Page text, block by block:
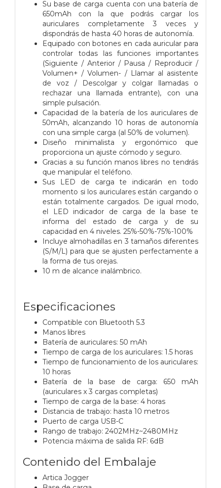
Su base de carga cuenta con una batería de
650mAh con la que podrás cargar los
auriculares completamente 3 veces y
dispondrás de hasta 40 horas de autonomía.
Equipado con botones en cada auricular para
controlar todas las funciones importantes
(Siguiente / Anterior / Pausa / Reproducir /
Volumen+ / Volumen- / Llamar al asistente
de voz / Descolgar y colgar llamadas o
rechazar una llamada entrante), con una
simple pulsación.
Capacidad de la batería de los auriculares de
50mAh, alcanzando 10 horas de autonomía
con una simple carga (al 50% de volumen).
Diseño minimalista y ergonómico que
proporciona un ajuste cómodo y seguro.
Gracias a su función manos libres no tendrás
que manipular el teléfono.
Sus LED de carga te indicarán en todo
momento si los auriculares están cargando o
están totalmente cargados. De igual modo,
el LED indicador de carga de la base te
informa del estado de carga y de su
capacidad en 4 niveles. 25%-50%-75%-100%
Incluye almohadillas en 3 tamaños diferentes
(S/M/L) para que se ajusten perfectamente a
la forma de tus orejas.
10 m de alcance inalámbrico.
Especificaciones
Compatible con Bluetooth 5.3
Manos libres
Batería de auriculares: 50 mAh
Tiempo de carga de los auriculares: 1.5 horas
Tiempo de funcionamiento de los auriculares:
10 horas
Batería de la base de carga: 650 mAh
(auriculares x 3 cargas completas)
Tiempo de carga de la base: 4 horas
Distancia de trabajo: hasta 10 metros
Puerto de carga USB-C
Rango de trabajo: 2402MHz~2480MHz
Potencia máxima de salida RF: 6dB
Contenido del Embalaje
Artica Jogger